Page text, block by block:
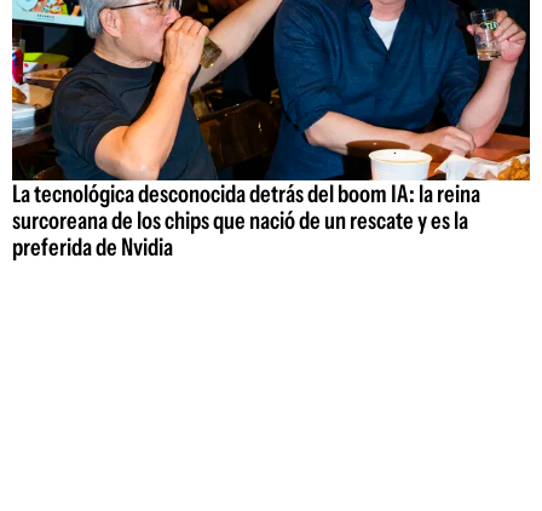
La tecnológica desconocida detrás del boom IA: la reina
surcoreana de los chips que nació de un rescate y es la
preferida de Nvidia